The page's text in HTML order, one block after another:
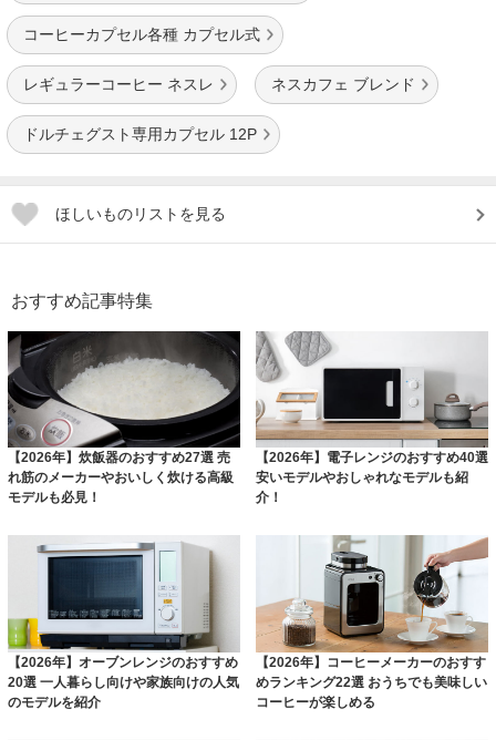
コーヒーカプセル各種 カプセル式
レギュラーコーヒー ネスレ ネスカフェ ブレンド
ドルチェグスト専用カプセル 12P
ほしいものリストを見る
おすすめ記事特集
【2026年】炊飯器のおすすめ27選 売
れ筋のメーカーやおいしく炊ける高級
モデルも必見！
【2026年】電子レンジのおすすめ40選
安いモデルやおしゃれなモデルも紹
介！
【2026年】オーブンレンジのおすすめ
20選 一人暮らし向けや家族向けの人気
のモデルを紹介
【2026年】コーヒーメーカーのおすす
めランキング22選 おうちでも美味しい
コーヒーが楽しめる